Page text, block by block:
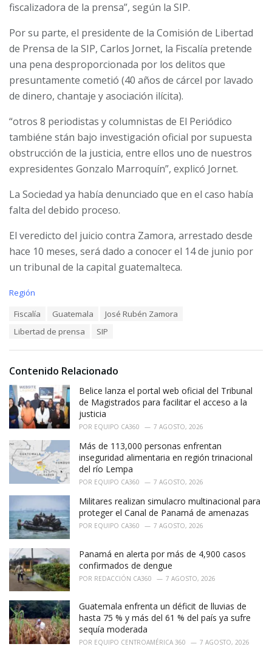
fiscalizadora de la prensa”, según la SIP.
Por su parte, el presidente de la Comisión de Libertad
de Prensa de la SIP, Carlos Jornet, la Fiscalía pretende
una pena desproporcionada por los delitos que
presuntamente cometió (40 años de cárcel por lavado
de dinero, chantaje y asociación ilícita).
“otros 8 periodistas y columnistas de El Periódico
tambiéne stán bajo investigación oficial por supuesta
obstrucción de la justicia, entre ellos uno de nuestros
expresidentes Gonzalo Marroquín”, explicó Jornet.
La Sociedad ya había denunciado que en el caso había
falta del debido proceso.
El veredicto del juicio contra Zamora, arrestado desde
hace 10 meses, será dado a conocer el 14 de junio por
un tribunal de la capital guatemalteca.
C
i
s
:
Región
Fiscalía Guatemala
José Rubén Zamora
Libertad de prensa
SIP
Contenido Relacionado
Belice lanza el portal web oficial del Tribunal
de Magistrados para facilitar el acceso a la
justicia
POR EQUIPO CA360 7 AGOSTO, 2026
Más de 113,000 personas enfrentan
inseguridad alimentaria en región trinacional
del río Lempa
POR EQUIPO CA360 7 AGOSTO, 2026
Militares realizan simulacro multinacional para
proteger el Canal de Panamá de amenazas
POR EQUIPO CA360 7 AGOSTO, 2026
Panamá en alerta por más de 4,900 casos
confirmados de dengue
POR REDACCIÓN CA360 7 AGOSTO, 2026
Guatemala enfrenta un déficit de lluvias de
hasta 75 % y más del 61 % del país ya sufre
sequía moderada
POR EQUIPO CENTROAMÉRICA 360 7 AGOSTO, 2026